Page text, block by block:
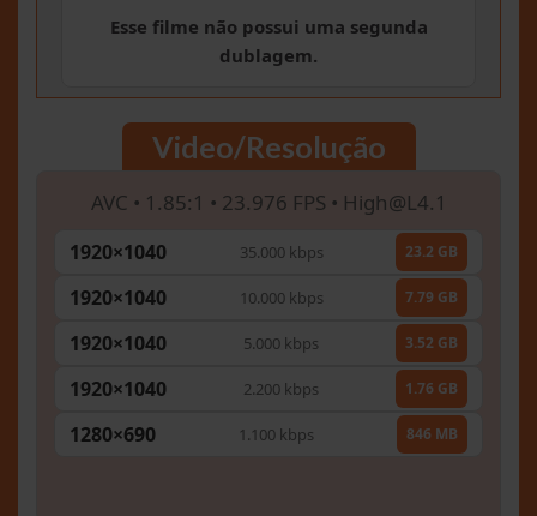
Esse filme não possui uma segunda
dublagem.
Video/Resolução
AVC • 1.85:1 • 23.976 FPS • High@L4.1
1920×1040 35.000 kbps 23.2 GB
1920×1040 10.000 kbps 7.79 GB
1920×1040 5.000 kbps 3.52 GB
1920×1040 2.200 kbps 1.76 GB
1280×690 1.100 kbps 846 MB